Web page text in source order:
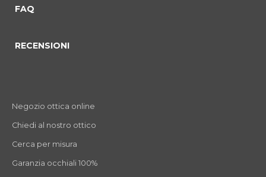
FAQ
RECENSIONI
Negozio ottica online
Chiedi al nostro ottico
Cerca per misura
Garanzia occhiali 100%